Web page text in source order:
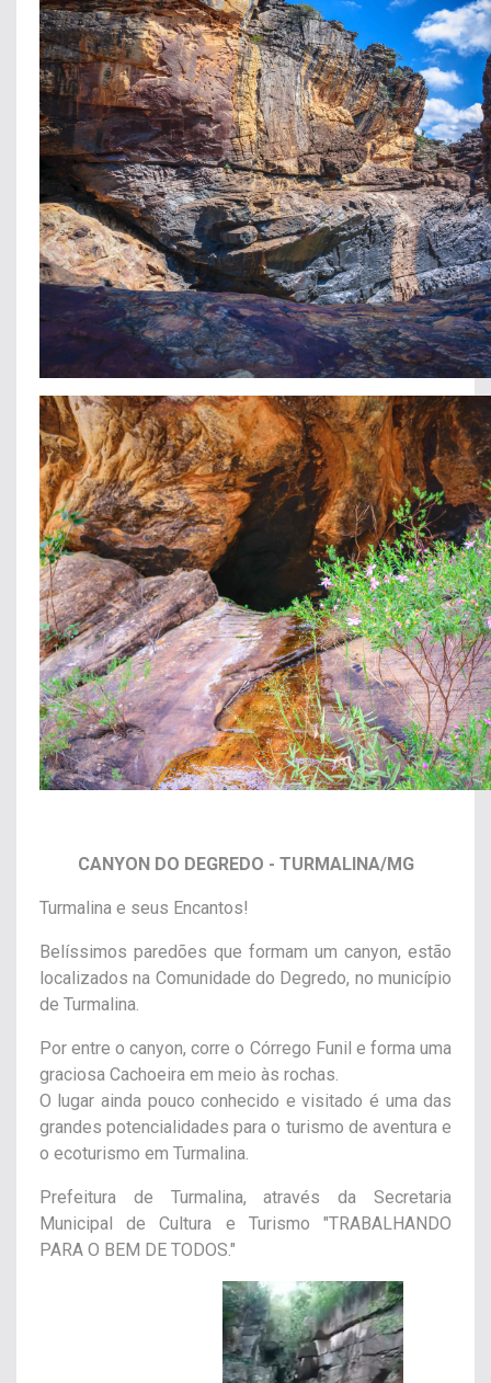
CANYON DO DEGREDO - TURMALINA/MG
Turmalina e seus Encantos!
Belíssimos paredões que formam um canyon, estão
localizados na Comunidade do Degredo, no município
de Turmalina.
Por entre o canyon, corre o Córrego Funil e forma uma
graciosa Cachoeira em meio às rochas.
O lugar ainda pouco conhecido e visitado é uma das
grandes potencialidades para o turismo de aventura e
o ecoturismo em Turmalina.
Prefeitura de Turmalina, através da Secretaria
Municipal de Cultura e Turismo "TRABALHANDO
PARA O BEM DE TODOS."